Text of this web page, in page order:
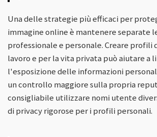
Una delle strategie più efficaci per
immagine online è mantenere separate
professionale e personale. Creare profili
lavoro e per la vita privata può aiutare a
l'esposizione delle informazioni
un controllo maggiore sulla propria
consigliabile utilizzare nomi utente
di privacy rigorose per i profili personali.